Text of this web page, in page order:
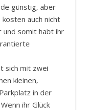
günstig, aber
auch nicht
und somit habt ihr
sich mit zwei
kleinen,
in der
ihr Glück